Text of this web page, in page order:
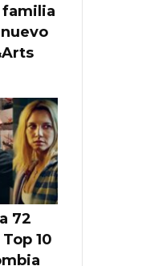
familia
72
10